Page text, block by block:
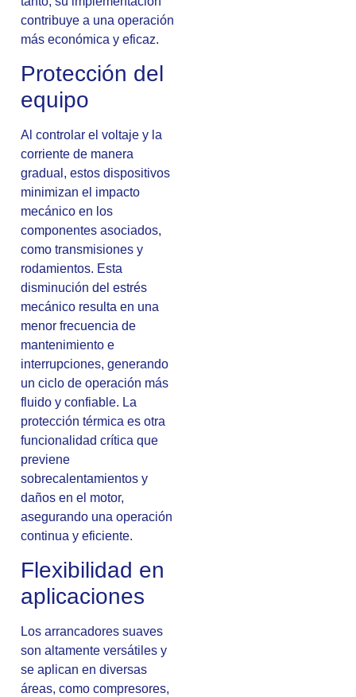
contribuye a una operación
más económica y eficaz.
Protección del
equipo
Al controlar el voltaje y la
corriente de manera
gradual, estos dispositivos
minimizan el impacto
mecánico en los
componentes asociados,
como transmisiones y
rodamientos. Esta
disminución del estrés
mecánico resulta en una
menor frecuencia de
mantenimiento e
interrupciones, generando
un ciclo de operación más
fluido y confiable. La
protección térmica es otra
funcionalidad crítica que
previene
sobrecalentamientos y
daños en el motor,
asegurando una operación
continua y eficiente.
Flexibilidad en
aplicaciones
Los arrancadores suaves
son altamente versátiles y
se aplican en diversas
áreas, como compresores,